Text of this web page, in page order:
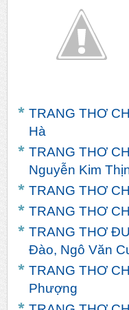
TRANG THƠ
Hà
TRANG THƠ
Nguyễn Kim
TRANG THƠ
TRANG THƠ
TRANG THƠ
Đào, Ngô Văn
TRANG THƠ
Phượng